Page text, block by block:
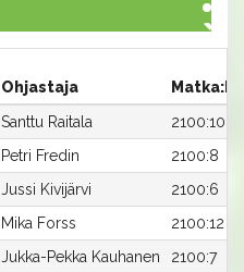
Ohjastaja
Santtu Raitala
2100:10
Petri Fredin
2100:8
Jussi Kivijärvi
2100:6
Mika Forss
2100:12
Jukka-Pekka Kauhanen
2100:7